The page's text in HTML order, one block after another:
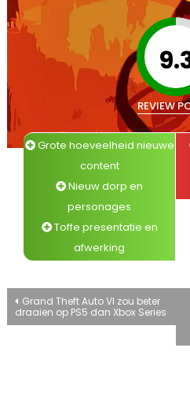
REVIEW
Grote hoeveelheid nieuwe
content
Nieuw dorp en
personages
Toffe presentatie en
afwerking
Bericht
Grand Theft Auto VI zou beter
draaien op PS5 dan Xbox Series